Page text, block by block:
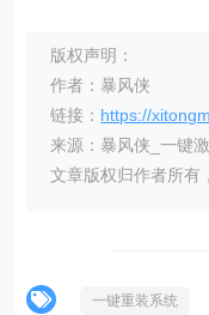
版权声明：
作者：暴风侠
链接： https://
来源：暴风侠_一键
文章版权归作者所有
一键重装系统